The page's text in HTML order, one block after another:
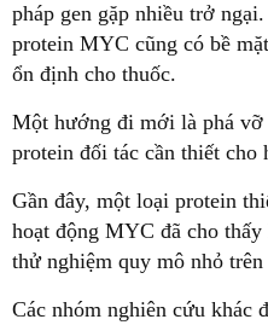
pháp gen gặp nhiều trở
protein MYC cũng có bề
ổn định cho thuốc.
Một hướng đi mới là phá
protein đối tác cần thiết cho
Gần đây, một loại protein
hoạt động MYC đã cho
thử nghiệm quy mô nhỏ
Các nhóm nghiên cứu khác